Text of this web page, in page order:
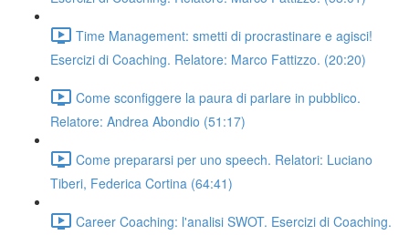
Time Management: smetti di procrastinare e agisci!
Esercizi di Coaching. Relatore: Marco Fattizzo. (20:20)
Come sconfiggere la paura di parlare in pubblico.
Relatore: Andrea Abondio (51:17)
Come prepararsi per uno speech. Relatori: Luciano
Tiberi, Federica Cortina (64:41)
Career Coaching: l'analisi SWOT. Esercizi di Coaching.